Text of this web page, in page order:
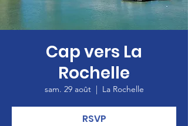
Cap vers La
Rochelle
sam. 29 août
  |
La Rochelle
RSVP